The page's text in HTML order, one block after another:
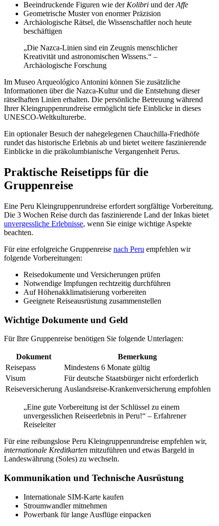
Beeindruckende Figuren wie der Kolibri und derAffe
Geometrische Muster von enormer Präzision
Archäologische Rätsel, die Wissenschaftler noch heute
beschäftigen
„Die Nazca-Linien sind ein Zeugnis menschlicher
Kreativität und astronomischen Wissens.“ –
Archäologische Forschung
Im Museo Arqueológico Antonini können Sie zusätzliche
Informationen über die Nazca-Kultur und die Entstehung dieser
rätselhaften Linien erhalten. Die persönliche Betreuung während
Ihrer Kleingruppenrundreise ermöglicht tiefe Einblicke in dieses
UNESCO-Weltkulturerbe.
Ein optionaler Besuch der nahegelegenen Chauchilla-Friedhöfe
rundet das historische Erlebnis ab und bietet weitere faszinierende
Einblicke in die präkolumbianische Vergangenheit Perus.
Praktische Reisetipps für die
Gruppenreise
Eine Peru Kleingruppenrundreise erfordert sorgfältige Vorbereitung.
Die 3 Wochen Reise durch das faszinierende Land der Inkas bietet
unvergessliche Erlebnisse, wenn Sie einige wichtige Aspekte
beachten.
Für eine erfolgreiche Gruppenreise nach Peru empfehlen wir
folgende Vorbereitungen:
Reisedokumente und Versicherungen prüfen
Notwendige Impfungen rechtzeitig durchführen
Auf Höhenakklimatisierung vorbereiten
Geeignete Reiseausrüstung zusammenstellen
Wichtige Dokumente und Geld
Für Ihre Gruppenreise benötigen Sie folgende Unterlagen:
Dokument
Bemerkung
Reisepass
Mindestens 6 Monate gültig
Visum
Für deutsche Staatsbürger nicht erforderlich
Reiseversicherung Auslandsreise-Krankenversicherung empfohlen
„Eine gute Vorbereitung ist der Schlüssel zu einem
unvergesslichen Reiseerlebnis in Peru!“ – Erfahrener
Reiseleiter
Für eine reibungslose Peru Kleingruppenrundreise empfehlen wir,
internationale Kreditkarten mitzuführen und etwas Bargeld in
Landeswährung (Soles) zu wechseln.
Kommunikation und Technische Ausrüstung
Internationale SIM-Karte kaufen
Stroumwandler mitnehmen
Powerbank für lange Ausflüge einpacken